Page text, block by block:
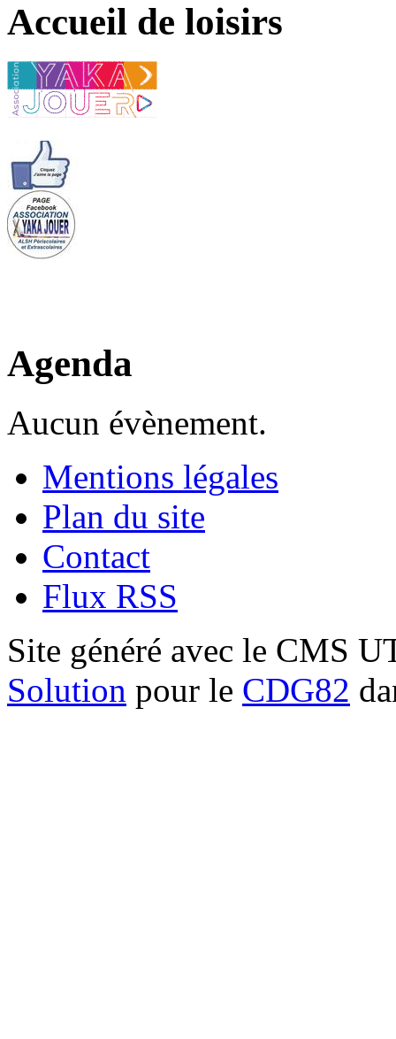
Accueil de loisirs
Agenda
Aucun évènement.
Mentions légales
Plan du site
Contact
Flux RSS
Site généré avec le CMS
Solution pour le CDG82